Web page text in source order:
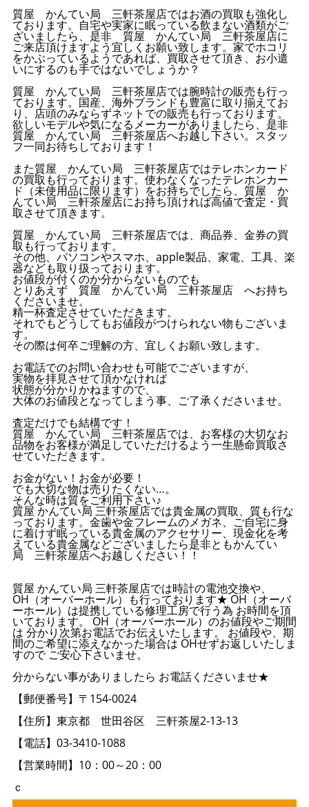
質屋 かんてい局 三軒茶屋店ではお酒の買取も強化し
ております。自宅や実家に眠っている飲まない酒類がご
ざいましたら、是非 質屋 かんてい局 三軒茶屋店に
ご来店頂けますよう宜しくお願い致します。家でホコリ
をかぶっているようであれば、買取させて頂き、お小遣
いにするのも手ではないでしょうか？
質屋 かんてい局 三軒茶屋店では腕時計の販売も行っ
ております。国産、海外ブランドも豊富に取り揃えてお
り、店頭のみならずネットでの販売も行っております。
欲しいモデルや気になるメーカーがありましたら、是非
質屋 かんてい局 三軒茶屋店へお越し下さい。スタッ
フ一同お待ちしております！
また質屋 かんてい局 三軒茶屋店ではテレホンカード
の買取も行っております。使わなくなったテレホンカー
ド（未使用品に限ります）をお持ちでしたら、質屋 か
んてい局 三軒茶屋店にお持ち頂ければ高値で査定・買
取させて頂きます。
質屋 かんてい局 三軒茶屋店では、商品券、金券の買
取も行っております。
その他、パソコンやスマホ、apple製品、家電、工具、楽
器なども取り扱っております。
お値段が付くのか分からないものでも
とりあえず 質屋 かんてい局 三軒茶屋店 へお持ち
くださいませ。
精一杯査定させていただきます。
それでもどうしてもお値段がつけられない物もございま
す。
その際は何卒ご理解の方、宜しくお願い致します。
お電話でのお問い合わせも可能でございますが、
実物を拝見させて頂かなければ
状態が分かりかねますので、
大体のお値段となってしまう事、ご了承くださいませ。
査定だけでも結構です！
質屋 かんてい局 三軒茶屋店では、お客様の大切なお
品物をお客様が満足していただけるよう一生懸命買取さ
せていただきます。
お金がない！お金が必要！
でも大切な物は売りたくない…。
そんな時は質をご利用下さい♪
質屋 かんてい局 三軒茶屋店では貴金属の買取、質も行な
っております。金歯や金フレームのメガネ、ご自宅に身
に着けず眠っている貴金属のアクセサリー、現金化を考
えている貴金属などございましたら是非ともかんてい
局 三軒茶屋店へお越しください！！
質屋 かんてい局 三軒茶屋店では時計の電池交換や、
OH（オーバーホール）も行っております★ OH（オーバ
ーホール）は提携している修理工房で行う為 お時間を頂
いております。 OH（オーバーホール）のお値段やご期間
は 分かり次第お電話でお伝えいたします。 お値段や、期
間のご希望に添えなかった場合は OHせずお返しいたしま
すので ご安心下さいませ。
分からない事がありましたら お電話くださいませ★
【郵便番号】〒154-0024
【住所】東京都 世田谷区 三軒茶屋2-13-13
【電話】03-3410-1088
【営業時間】10：00～20：00
ｃ